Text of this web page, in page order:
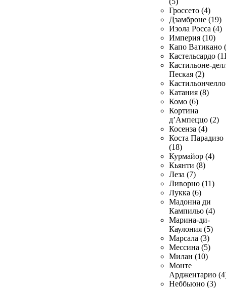
Гроссето (4)
Дзамброне (19)
Изола Росса (4)
Империя (10)
Капо Ватикано
Кастельсардо
Кастильоне-
Пеская (2)
Катания (8)
Комо (6)
Кортина
д’Ампеццо (2)
Косенза (4)
Коста Парадизо
(18)
Курмайор (4)
Кьянти (8)
Леза (7)
Ливорно (11)
Лукка (6)
Мадонна ди
Кампильо (4)
Марина-ди-
Каулония (5)
Марсала (3)
Мессина (5)
Милан (10)
Монте
Арджентарио
Неббьюно (3)